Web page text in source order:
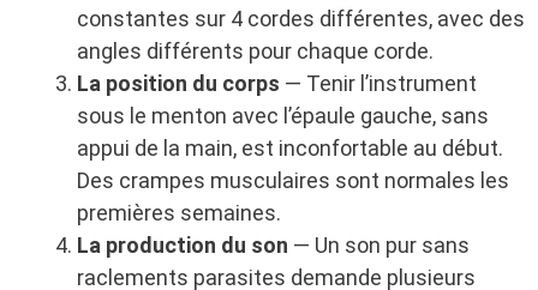
constantes sur 4 cordes différentes, avec des
angles différents pour chaque corde.
La position du corps — Tenir l’instrument
sous le menton avec l’épaule gauche, sans
appui de la main, est inconfortable au début.
Des crampes musculaires sont normales les
premières semaines.
La production du son — Un son pur sans
raclements parasites demande plusieurs